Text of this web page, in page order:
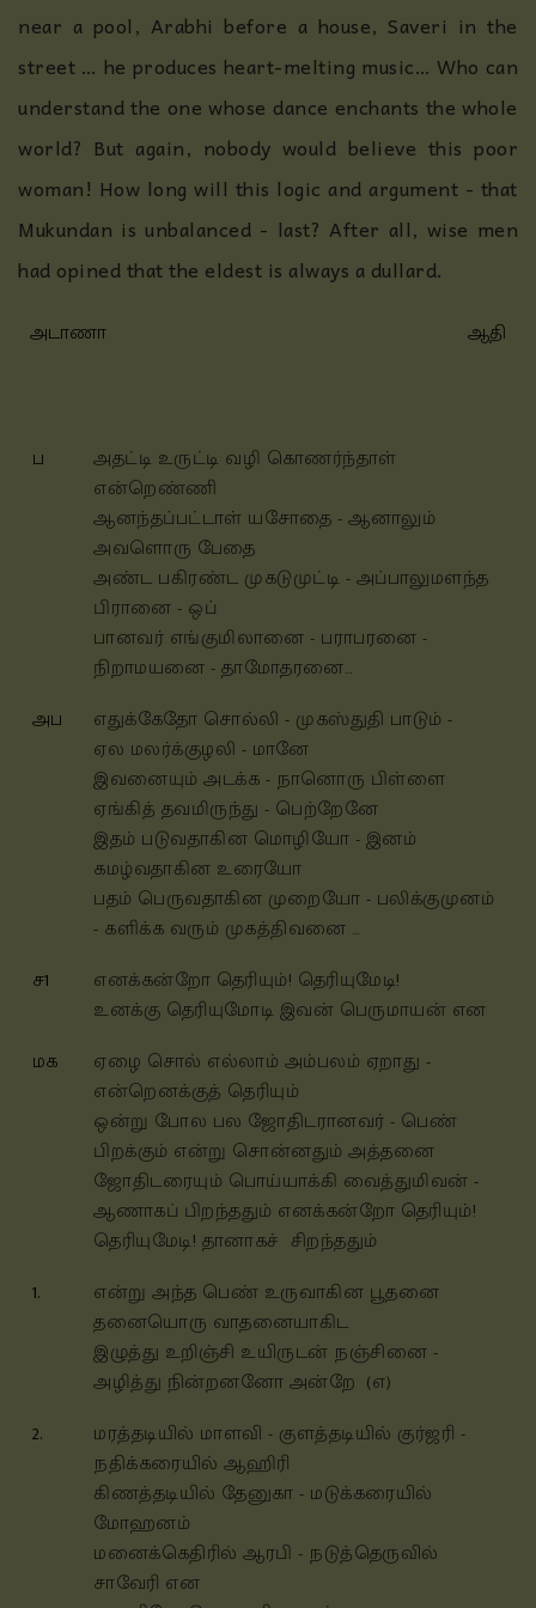
near a pool, Arabhi before a house, Saveri in the
street … he produces heart-melting music… Who can
understand the one whose dance enchants the whole
world? But again, nobody would believe this poor
woman! How long will this logic and argument - that
Mukundan is unbalanced - last? After all, wise men
had opined that the eldest is always a dullard.
அடாணா ஆதி
ப
அதட்டி உருட்டி வழி கொணர்ந்தாள்
என்றெண்ணி
ஆனந்தப்பட்டாள் யசோதை - ஆனாலும்
அவளொரு பேதை
அண்ட பகிரண்ட முகடுமுட்டி - அப்பாலுமளந்த
பிரானை - ஒப்
பானவர் எங்குமிலானை - பராபரனை -
நிறாமயனை - தாமோதரனை…
அப
எதுக்கேதோ சொல்லி - முகஸ்துதி பாடும் -
ஏல மலர்க்குழலி - மானே
இவனையும் அடக்க - நானொரு பிள்ளை
ஏங்கித் தவமிருந்து - பெற்றேனே
இதம் படுவதாகின மொழியோ - இனம்
கமழ்வதாகின உரையோ
பதம் பெருவதாகின முறையோ - பலிக்குமுனம்
- களிக்க வரும் முகத்திவனை …
ச1
எனக்கன்றோ தெரியும்! தெரியுமேடி!
உனக்கு தெரியுமோடி இவன் பெருமாயன் என
மக
ஏழை சொல் எல்லாம் அம்பலம் ஏறாது -
என்றெனக்குத் தெரியும்
ஒன்று போல பல ஜோதிடரானவர் - பெண்
பிறக்கும் என்று சொன்னதும் அத்தனை
ஜோதிடரையும் பொய்யாக்கி வைத்துமிவன் -
ஆணாகப் பிறந்ததும் எனக்கன்றோ தெரியும்!
தெரியுமேடி! தானாகச் சிறந்ததும்
1.
என்று அந்த பெண் உருவாகின பூதனை
தனையொரு வாதனையாகிட
இழுத்து உறிஞ்சி உயிருடன் நஞ்சினை -
அழித்து நின்றனனோ அன்றே (எ)
2.
மரத்தடியில் மாளவி - குளத்தடியில் குர்ஜரி -
நதிக்கரையில் ஆஹிரி
கிணத்தடியில் தேனுகா - மடுக்கரையில்
மோஹனம்
மனைக்கெதிரில் ஆரபி - நடுத்தெருவில்
சாவேரி என